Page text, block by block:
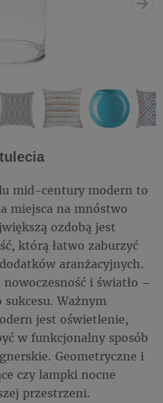
mid-century modern to
miejsca na mnóstwo
ozdobą jest
którą łatwo zaburzyć
aranżacyjnych.
i światło –
Ważnym
jest oświetlenie,
w funkcjonalny sposób
Geometryczne i
czy lampki nocne
przestrzeni.